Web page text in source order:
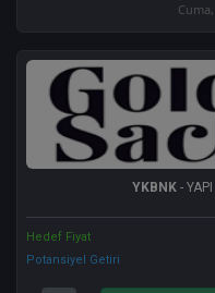
YKBNK -
Hedef Fiyat
Potansiyel Getiri